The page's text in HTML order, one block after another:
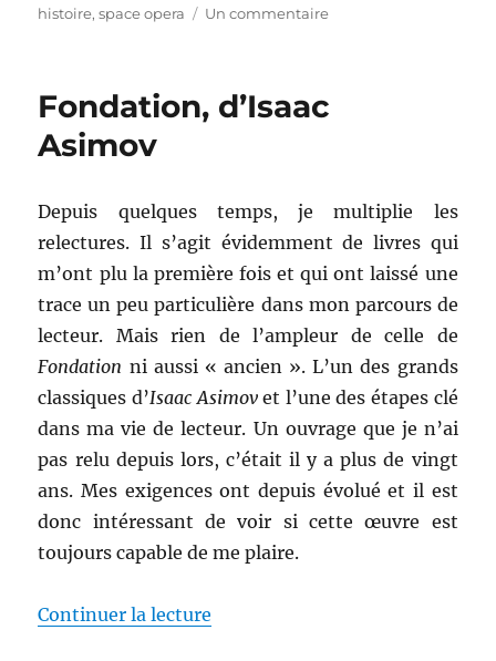
le
histoire,space opera Un commentairesur
d’Isaac
Fondation, d’Isaac
Asimov
Depuis quelques temps, je multiplie les
relectures. Il s’agit évidemment de livres qui
m’ont plu la première fois et qui ont laissé une
trace un peu particulière dans mon parcours de
lecteur. Mais rien de l’ampleur de celle de
Fondation ni aussi « ancien ». L’un des grands
classiques d’Isaac Asimovet l’une des étapes clé
dans ma vie de lecteur. Un ouvrage que je n’ai
pas relu depuis lors, c’était il y a plus de vingt
ans. Mes exigences ont depuis évolué et il est
donc intéressant de voir si cette œuvre est
toujours capable de me plaire.
Continuer la lecture